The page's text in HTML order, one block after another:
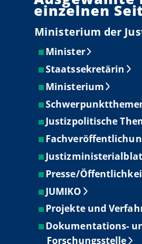
Aachen
einzelnen
Ministerium der
Minister
Staatssekretärin
Ministerium
Justizpolitische
Presse/
JUMIKO
Projekte und
Dokumentations-
Forschungsstelle